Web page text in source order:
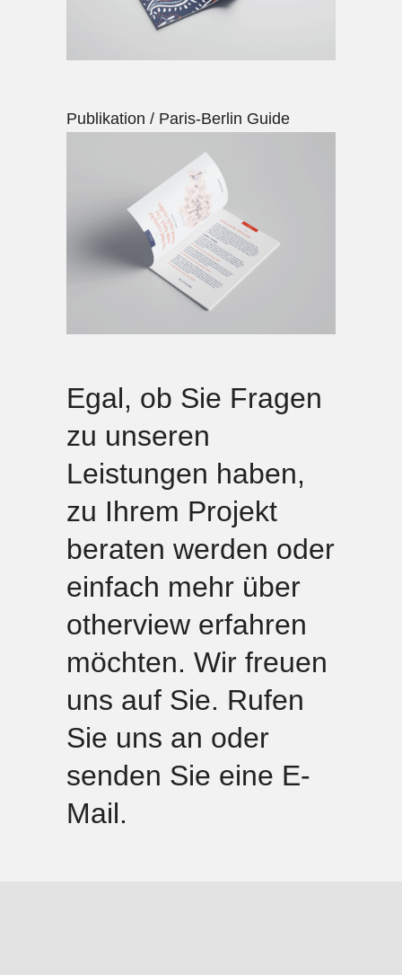
Publikation / Paris-Berlin Guide
Egal, ob Sie Fragen
zu unseren
Leistungen haben,
zu Ihrem Projekt
beraten werden oder
einfach mehr über
otherview erfahren
möchten. Wir freuen
uns auf Sie. Rufen
Sie uns an oder
senden Sie eine E-
Mail.